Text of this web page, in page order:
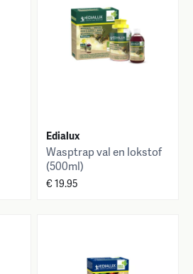
Edialux
Wasptrap val en lokstof
(500ml)
€ 19.95